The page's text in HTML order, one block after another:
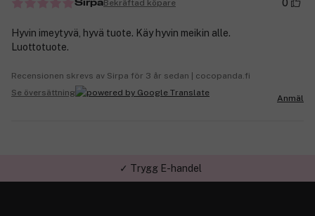
SirpaBekräftad köpare 0
Hyvin imeytyvä, hyvä tuote. Käy hyvin meikin alle.
Luottotuote.
Recensionen skrevs av Sirpa för 3 år sedan | cocopanda.fi
Se översättning
Anmäl
✓ Trygg E-handel